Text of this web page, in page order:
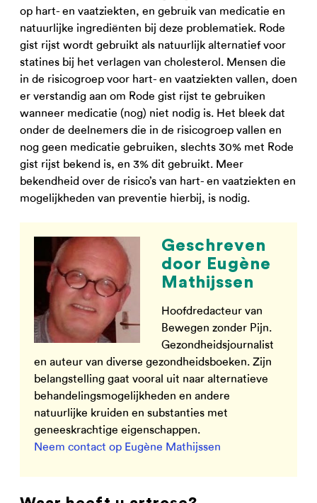
op hart- en vaatziekten, en gebruik van medicatie en
natuurlijke ingrediënten bij deze problematiek. Rode
gist rijst wordt gebruikt als natuurlijk alternatief voor
statines bij het verlagen van cholesterol. Mensen die
in de risicogroep voor hart- en vaatziekten vallen, doen
er verstandig aan om Rode gist rijst te gebruiken
wanneer medicatie (nog) niet nodig is. Het bleek dat
onder de deelnemers die in de risicogroep vallen en
nog geen medicatie gebruiken, slechts 30% met Rode
gist rijst bekend is, en 3% dit gebruikt. Meer
bekendheid over de risico’s van hart- en vaatziekten en
mogelijkheden van preventie hierbij, is nodig.
Geschreven
door Eugène
Mathijssen
Hoofdredacteur van
Bewegen zonder Pijn.
Gezondheidsjournalist
en auteur van diverse gezondheidsboeken. Zijn
belangstelling gaat vooral uit naar alternatieve
behandelingsmogelijkheden en andere
natuurlijke kruiden en substanties met
geneeskrachtige eigenschappen.
Neem contact op Eugène Mathijssen